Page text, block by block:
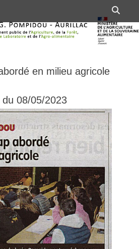
en milieu agricole
08/05/2023